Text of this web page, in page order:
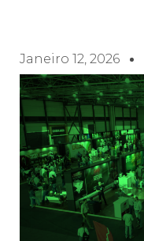
Janeiro 12, 2026